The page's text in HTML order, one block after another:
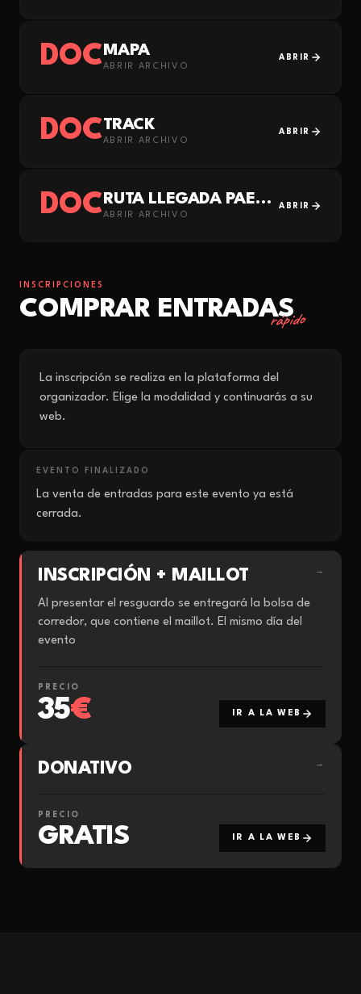
DOCMAPA
ABRIR ARCHIVO
ABRIR
DOCTRACK
ABRIR ARCHIVO
ABRIR
DOC RUTA LLEGADA PAELLA
ABRIR ARCHIVO
ABRIR
INSCRIPCIONES
COMPRAR ENTRADAS
rápido
La inscripción se realiza en la plataforma del
organizador. Elige la modalidad y continuarás a su
web.
EVENTO FINALIZADO
La venta de entradas para este evento ya está
cerrada.
INSCRIPCIÓN + MAILLOT →
Al presentar el resguardo se entregará la bolsa de
corredor, que contiene el maillot. El mismo día del
evento
PRECIO
35€ IR A LA WEB
DONATIVO →
PRECIO
GRATIS IR A LA WEB